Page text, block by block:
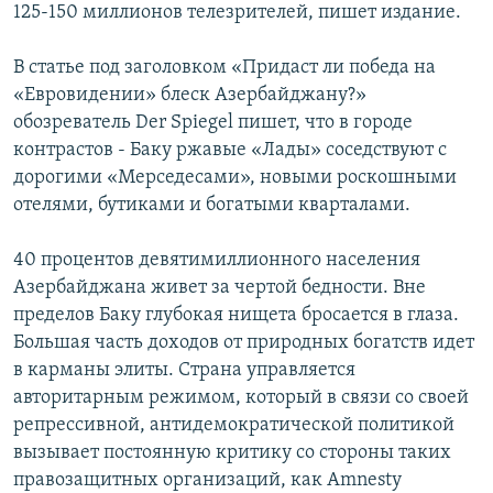
125-150 миллионов телезрителей, пишет издание.
В статье под заголовком «Придаст ли победа на
«Евровидении» блеск Азербайджану?»
обозреватель Der Spiegel пишет, что в городе
контрастов - Баку ржавые «Лады» соседствуют с
дорогими «Мерседесами», новыми роскошными
отелями, бутиками и богатыми кварталами.
40 процентов девятимиллионного населения
Азербайджана живет за чертой бедности. Вне
пределов Баку глубокая нищета бросается в глаза.
Большая часть доходов от природных богатств идет
в карманы элиты. Страна управляется
авторитарным режимом, который в связи со своей
репрессивной, антидемократической политикой
вызывает постоянную критику со стороны таких
правозащитных организаций, как Amnesty